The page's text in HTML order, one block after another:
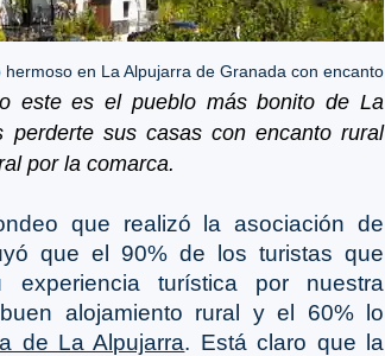
hermoso en La Alpujarra de Granada con encanto
este es el pueblo más bonito de La
sus casas con encanto rural
por la comarca.
que realizó la asociación de
que el 90% de los turistas que
turística por nuestra
alojamiento rural y el 60% lo
de La Alpujarra. Está claro que la